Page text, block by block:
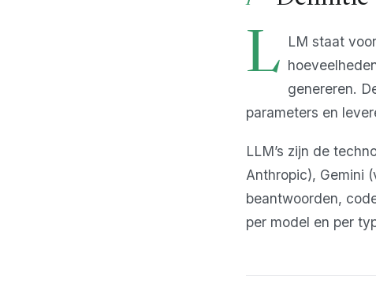
L LM staat
genereren.
parameters en
LLM’s zijn de
Anthropic), Gemini
beantwoorden,
per model en per